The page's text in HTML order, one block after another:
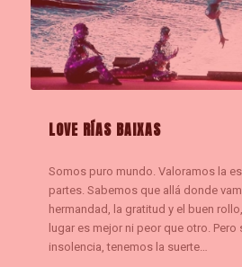
LOVE RÍAS BAIXAS
Somos puro mundo. Valoramos la
partes. Sabemos que allá donde
hermandad, la gratitud y el buen
lugar es mejor ni peor que otro.
insolencia, tenemos la suerte…